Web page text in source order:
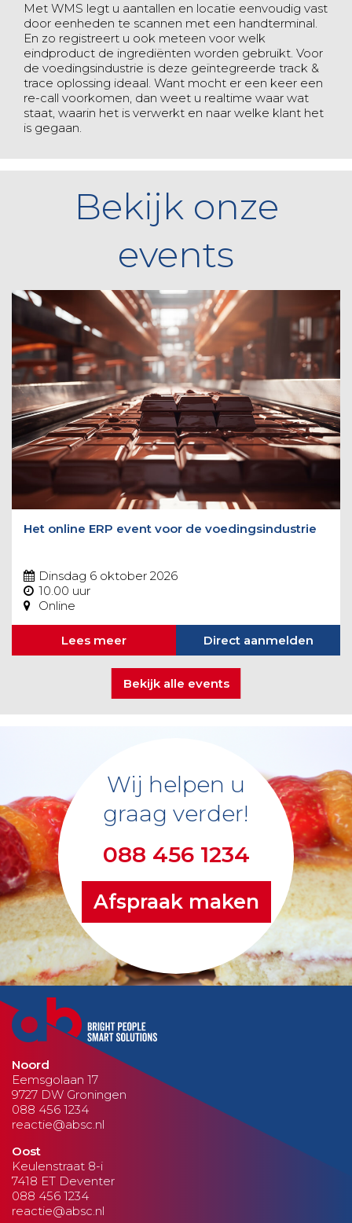
Met WMS legt u aantallen en locatie eenvoudig vast
door eenheden te scannen met een handterminal.
En zo registreert u ook meteen voor welk
eindproduct de ingrediënten worden gebruikt. Voor
de voedingsindustrie is deze geïntegreerde track &
trace oplossing ideaal. Want mocht er een keer een
re-call voorkomen, dan weet u realtime waar wat
staat, waarin het is verwerkt en naar welke klant het
is gegaan.
Bekijk onze
events
Het online ERP event voor de voedingsindustrie
Dinsdag 6 oktober 2026
10.00 uur
Online
Lees meer Direct aanmelden
Bekijk alle events
Wij helpen u
graag verder!
088 456 1234
Afspraak maken
Noord
Eemsgolaan 17
9727 DW Groningen
088 456 1234
reactie@absc.nl
Oost
Keulenstraat 8-i
7418 ET Deventer
088 456 1234
reactie@absc.nl